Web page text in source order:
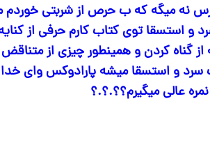
نه میگه که ب حرص از شربتی خوردم
و استسقا توی کتاب کارم حرفی از
گناه کردن و همینطور چیزی از متناقض
و استسقا میشه پارادوکس وای
عالی میگیرم؟؟.؟.؟